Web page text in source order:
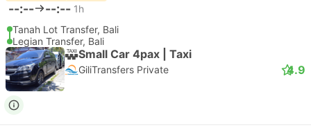
--:-- --:-- 1h
Tanah Lot Transfer, Bali
Legian Transfer, Bali
Small Car 4pax | Taxi
GiliTransfers Private 4.9